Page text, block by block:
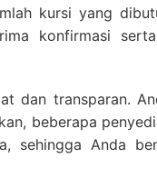
kursi yang
konfirmasi
dan transparan.
beberapa
sehingga Anda